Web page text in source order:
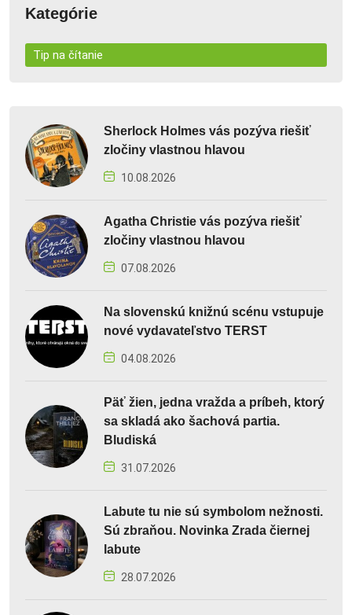
Kategórie
Tip na čítanie
Sherlock Holmes vás pozýva riešiť
zločiny vlastnou hlavou
10.08.2026
Agatha Christie vás pozýva riešiť
zločiny vlastnou hlavou
07.08.2026
Na slovenskú knižnú scénu vstupuje
nové vydavateľstvo TERST
04.08.2026
Päť žien, jedna vražda a príbeh, ktorý
sa skladá ako šachová partia.
Bludiská
31.07.2026
Labute tu nie sú symbolom nežnosti.
Sú zbraňou. Novinka Zrada čiernej
labute
28.07.2026